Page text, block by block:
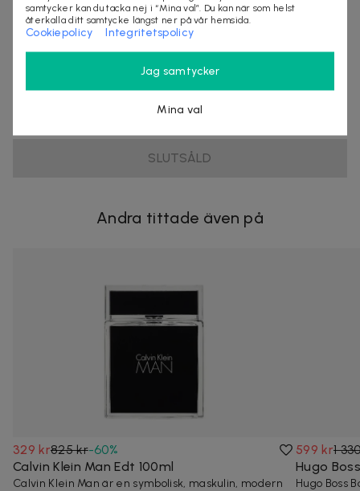
SLUTSÅLD
Andra tittade även på
329 kr825 kr-60%
Calvin Klein Man Edt 100ml
Calvin Klein Man är en symbolisk, maskulin, modern
599 kr1
Hugo
Hugo Boss
samtycker kan du tacka nej i “Mina val”. Du kan när som helst
återkalla ditt samtycke längst ner på vår hemsida.
Cookiepolicy Integritetspolicy
Jag samtycker
Mina val